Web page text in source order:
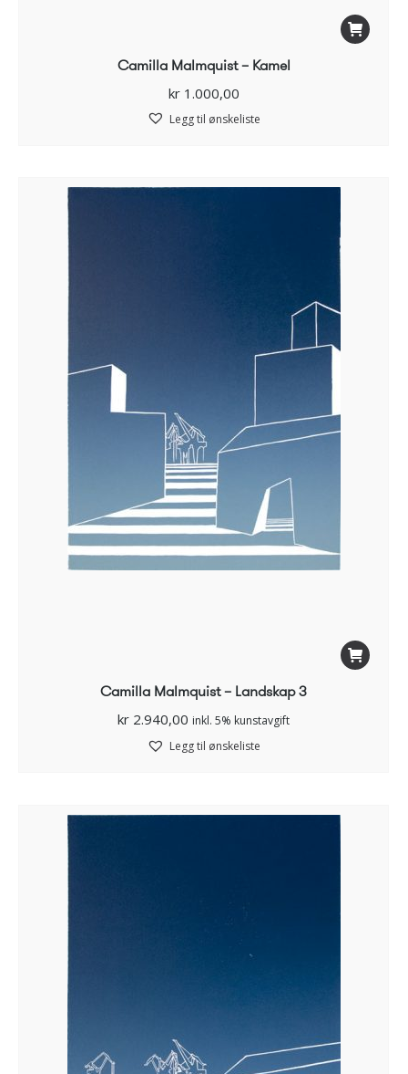
Camilla Malmquist – Kamel
kr1.000,00
Legg til ønskeliste
Camilla Malmquist – Landskap 3
kr 2.940,00 inkl. 5% kunstavgift
Legg til ønskeliste